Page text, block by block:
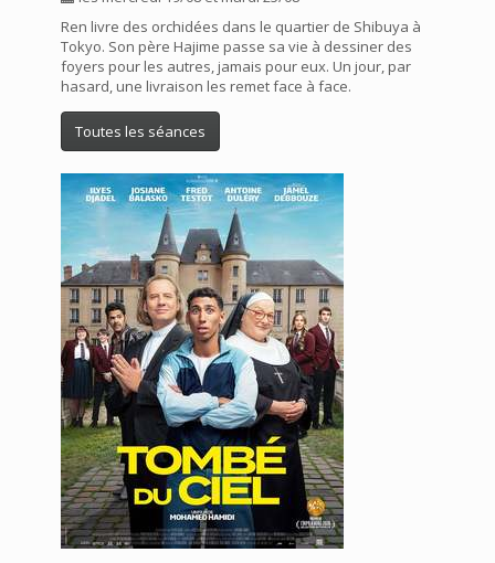
Ren livre des orchidées dans le quartier de Shibuya à
Tokyo. Son père Hajime passe sa vie à dessiner des
foyers pour les autres, jamais pour eux. Un jour, par
hasard, une livraison les remet face à face.
Toutes les séances